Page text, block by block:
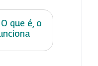
que é, o